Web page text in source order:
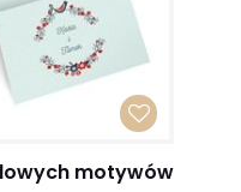
motywów